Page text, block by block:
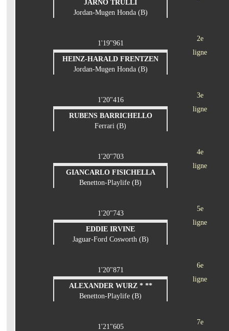
JARNO TRULLI
Jordan-Mugen Honda (B)
2e
ligne
1'19"961
HEINZ-HARALD FRENTZEN
Jordan-Mugen Honda (B)
3e
ligne
1'20"416
RUBENS BARRICHELLO
Ferrari (B)
4e
ligne
1'20"703
GIANCARLO FISICHELLA
Benetton-Playlife (B)
5e
ligne
1'20"743
EDDIE IRVINE
Jaguar-Ford Cosworth (B)
6e
ligne
1'20"871
ALEXANDER WURZ * **
Benetton-Playlife (B)
7e
1'21"605